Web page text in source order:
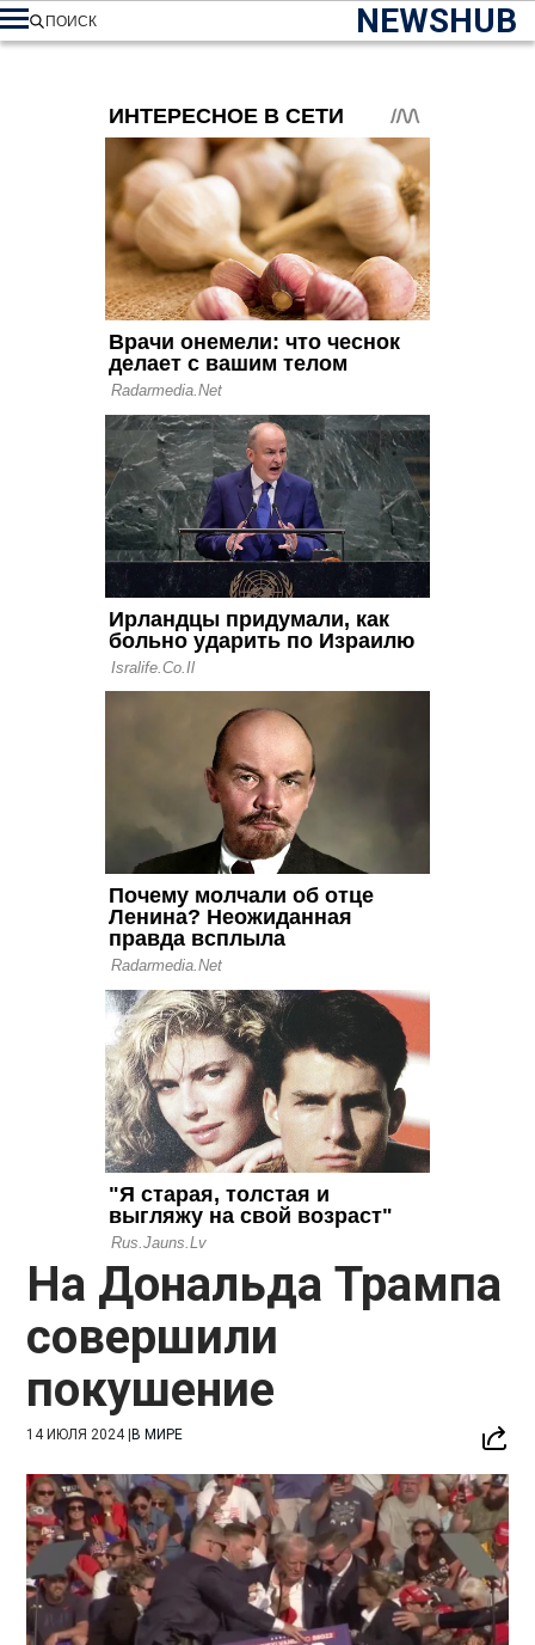
NEWSHUB
ПОИСК
На Дональда Трампа
совершили
покушение
14 ИЮЛЯ 2024|В МИРЕ